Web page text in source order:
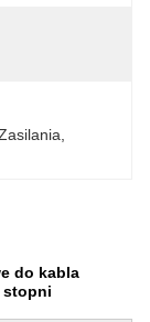
do kabla
stopni